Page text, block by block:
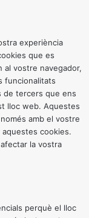
experiència
que es
al vostre navegador,
funcionalitats
de tercers que ens
lloc web. Aquestes
amb el vostre
aquestes cookies.
la vostra
perquè el lloc